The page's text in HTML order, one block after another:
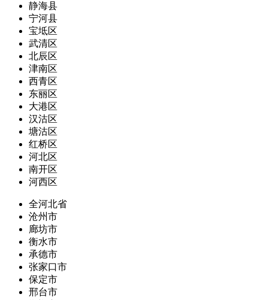
静海县
宁河县
宝坻区
武清区
北辰区
津南区
西青区
东丽区
大港区
汉沽区
塘沽区
红桥区
河北区
南开区
河西区
全河北省
沧州市
廊坊市
衡水市
承德市
张家口市
保定市
邢台市